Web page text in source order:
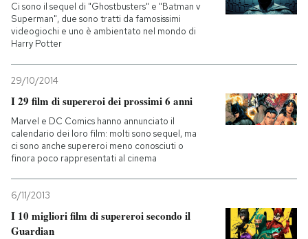
Ci sono il sequel di "Ghostbusters" e "Batman v
Superman", due sono tratti da famosissimi
videogiochi e uno è ambientato nel mondo di
Harry Potter
29/10/2014
I 29 film di supereroi dei prossimi 6 anni
Marvel e DC Comics hanno annunciato il
calendario dei loro film: molti sono sequel, ma
ci sono anche supereroi meno conosciuti o
finora poco rappresentati al cinema
6/11/2013
I 10 migliori film di supereroi secondo il
Guardian